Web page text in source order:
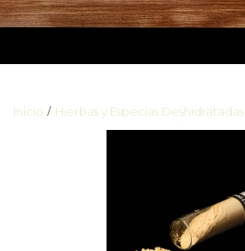
Inicio / Hierbas y Especias Deshidratadas